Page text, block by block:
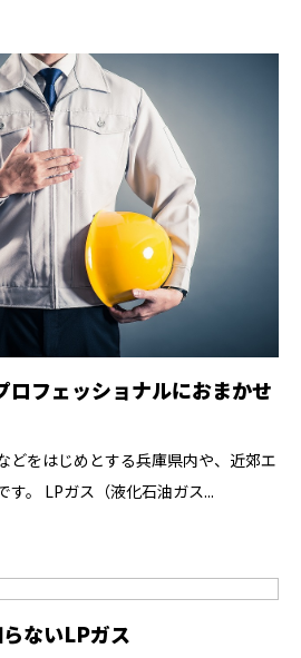
ロフェッショナルにおまかせ
どをはじめとする兵庫県内や、近郊エ
す。 LPガス（液化石油ガス...
ないLPガス